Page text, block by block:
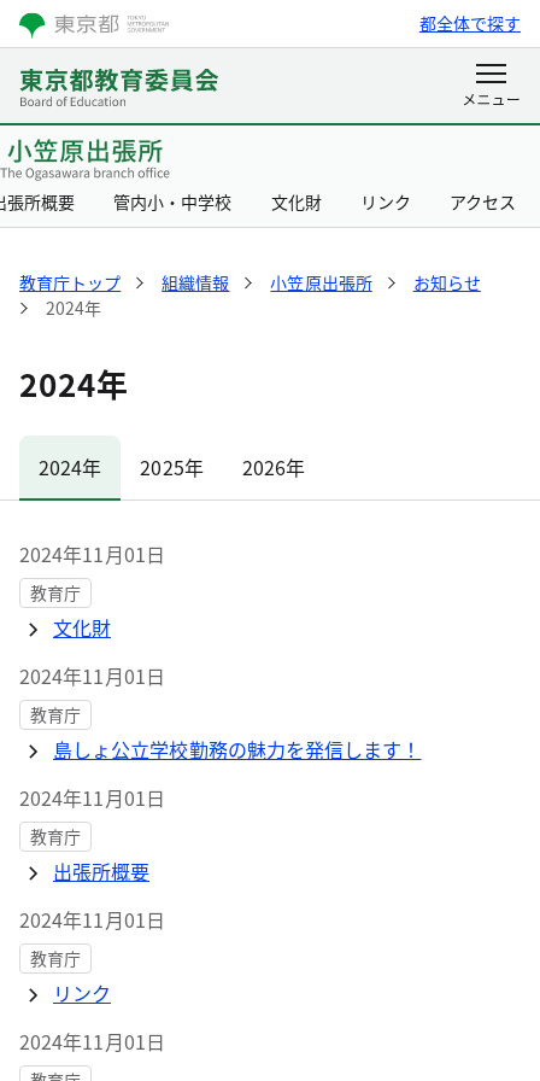
都全体で探す
張所概要 管内小・中学校 文化財 リンク アクセス
教育庁トップ 組織情報 小笠原出張所
お知らせ
2024年
2024年
2024年 2025年 2026年
2024年11月01日
教育庁
文化財
2024年11月01日
教育庁
島しょ公立学校勤務の魅力を発信します！
2024年11月01日
教育庁
出張所概要
2024年11月01日
教育庁
リンク
2024年11月01日